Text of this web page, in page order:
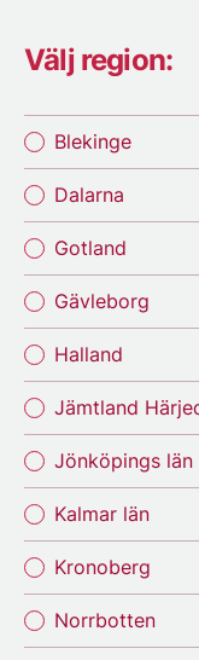
Välj region:
Blekinge
Dalarna
Gotland
Gävleborg
Halland
Jämtland
Jönköpings län
Kalmar län
Kronoberg
Norrbotten